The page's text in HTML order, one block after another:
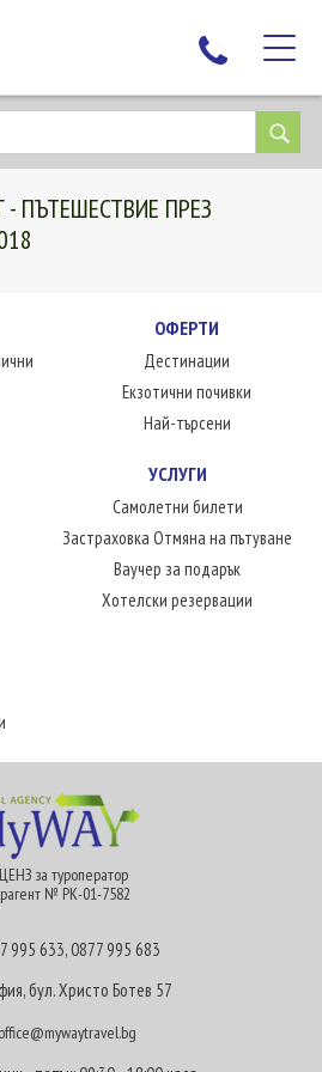
ПЪТЕШЕСТВИЕ ПРЕЗ
ОФЕРТИ
Дестинации
Екзотични почивки
Най-търсени
УСЛУГИ
Самолетни билети
Застраховка Отмяна на пътуване
Ваучер за подарък
Хотелски резервации
за туроператор
№ РК-01-7582
995 633,0877 995 683
бул. Христо Ботев 57
office@mywaytravel.bg